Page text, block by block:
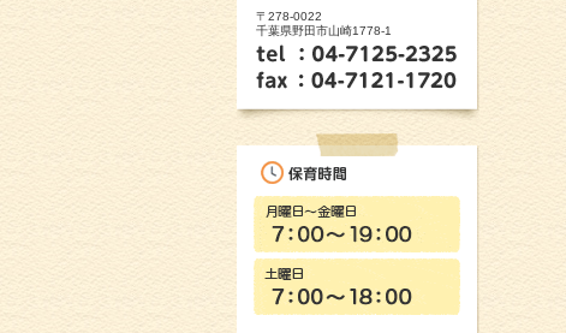
〒278-0022
千葉県野田市山崎1778-1